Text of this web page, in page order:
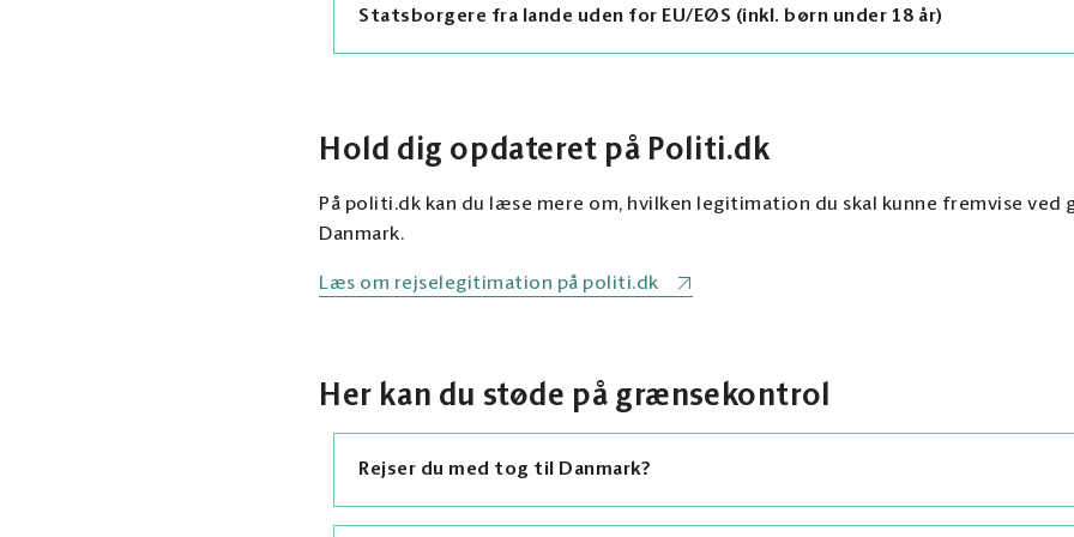
Nationalt ID-kort godkendt som rejselegitimation
Statsborgere fra lande uden for EU/EØS (inkl. børn under 18 år)
Hold dig opdateret på Politi.dk
På politi.dk kan du læse mere om, hvilken legitimation du skal kunne fremvise
Danmark.
Læs om rejselegitimation på politi.dk
Her kan du støde på grænsekontrol
Rejser du med tog til Danmark?